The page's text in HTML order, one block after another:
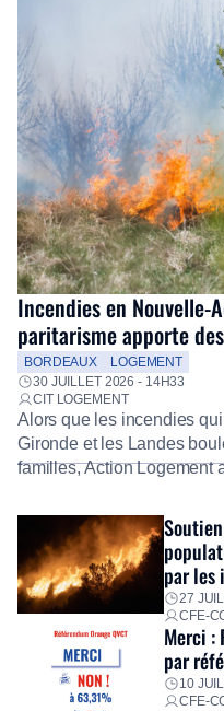
Incendies en
paritarisme apporte
salariés
BORDEAUX
LOGEMENT
30 JUILLET 2026 - 14H33
CIT LOGEMENT
Alors que les incendies
Gironde et les Landes
familles, Action Logement
Fidèle à sa mission
immédiatement ses
personnalisé, des aides
premières dépenses, […]
par les
27
CFE-
Merci :
par
10
CFE-